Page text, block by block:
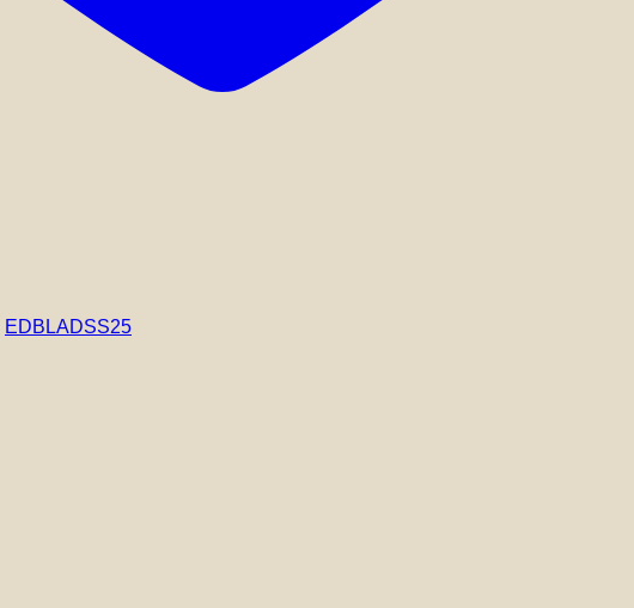
EDBLADSS25